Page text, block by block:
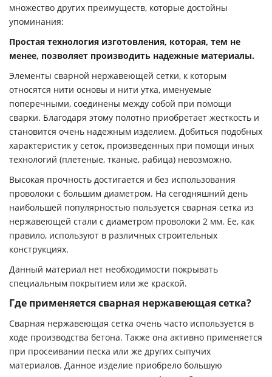
множество других преимуществ, которые достойны
упоминания:
Простая технология изготовления, которая, тем не
менее, позволяет производить надежные материалы.
Элементы сварной нержавеющей сетки, к которым
относятся нити основы и нити утка, именуемые
поперечными, соединены между собой при помощи
сварки. Благодаря этому полотно приобретает жесткость и
становится очень надежным изделием. Добиться подобных
характеристик у сеток, произведенных при помощи иных
технологий (плетеные, тканые, рабица) невозможно.
Высокая прочность достигается и без использования
проволоки с большим диаметром. На сегодняшний день
наибольшей популярностью пользуется сварная сетка из
нержавеющей стали с диаметром проволоки 2 мм. Ее, как
правило, используют в различных строительных
конструкциях.
Данный материал нет необходимости покрывать
специальным покрытием или же краской.
Где применяется сварная нержавеющая сетка?
Сварная нержавеющая сетка очень часто используется в
ходе производства бетона. Также она активно применяется
при просеивании песка или же других сыпучих
материалов. Данное изделие приобрело большую